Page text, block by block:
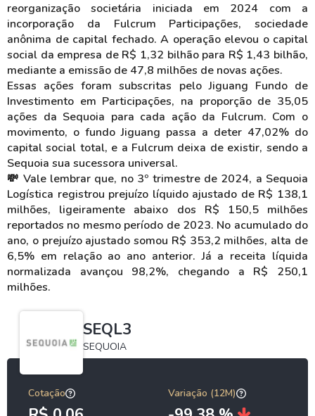
reorganização societária iniciada em 2024 com a
incorporação da Fulcrum Participações, sociedade
anônima de capital fechado. A operação elevou o capital
social da empresa de R$ 1,32 bilhão para R$ 1,43 bilhão,
mediante a emissão de 47,8 milhões de novas ações.
Essas ações foram subscritas pelo Jiguang Fundo de
Investimento em Participações, na proporção de 35,05
ações da Sequoia para cada ação da Fulcrum. Com o
movimento, o fundo Jiguang passa a deter 47,02% do
capital social total, e a Fulcrum deixa de existir, sendo a
Sequoia sua sucessora universal.
💸 Vale lembrar que, no 3º trimestre de 2024, a Sequoia
Logística registrou prejuízo líquido ajustado de R$ 138,1
milhões, ligeiramente abaixo dos R$ 150,5 milhões
reportados no mesmo período de 2023. No acumulado do
ano, o prejuízo ajustado somou R$ 353,2 milhões, alta de
6,5% em relação ao ano anterior. Já a receita líquida
normalizada avançou 98,2%, chegando a R$ 250,1
milhões.
SEQL3
SEQUOIA
Cotação Variação (12M)